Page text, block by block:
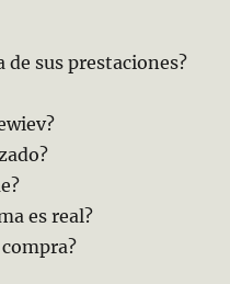
de sus prestaciones?
es real?